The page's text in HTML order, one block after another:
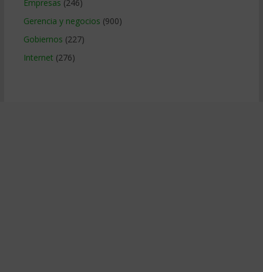
Empresas (246)
Gerencia y negocios (900)
Gobiernos (227)
Internet (276)